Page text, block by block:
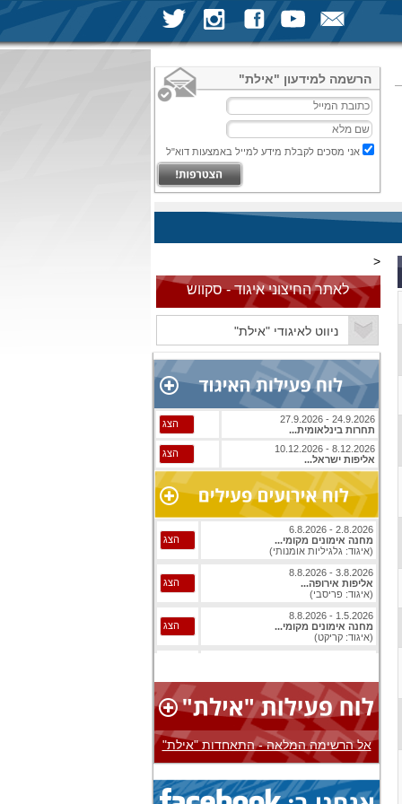
הרשמה למידעון "אילת"
אני מסכים לקבלת מידע למייל באמצעות דוא"ל
<
לאתר החיצוני איגוד - סקווש
24.9.2026 - 27.9.2026
תחרות בינלאומית...
הצג
8.12.2026 - 10.12.2026
אליפות ישראל...
הצג
2.8.2026 - 6.8.2026
מחנה אימונים מקומי...
(איגוד: גלגיליות אומנותי)
הצג
3.8.2026 - 8.8.2026
אליפות אירופה...
(איגוד: פריסבי)
הצג
1.5.2026 - 8.8.2026
מחנה אימונים מקומי...
(איגוד: קריקט)
הצג
(איגוד: ג'יו ג'יטסו)
1.8.2026 - 8.8.2026
אליפות עולם...
(איגוד: ג'יו ג'יטסו)
הצג
3.8.2026 - 8.8.2026
אליפות אירופה...
(איגוד: בייסבול)
הצג
1.8.2026 - 9.8.2026
אליפות עולם...
הצג
אל הרשימה המלאה - התאחדות "אילת"